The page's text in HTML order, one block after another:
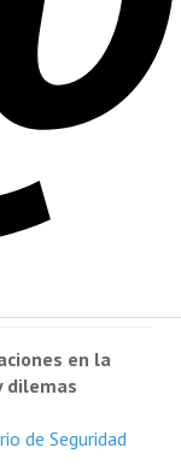
Seguridad Social
en la
dilemas
de Seguridad